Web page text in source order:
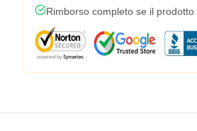
Rimborso completo se il